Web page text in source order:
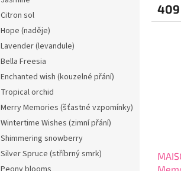
Citron sol
Hope (naděje)
Lavender (levandule)
Bella Freesia
Enchanted wish (kouzelné přání)
Tropical orchid
Merry Memories (šťastné vzpomínky)
Wintertime Wishes (zimní přání)
Shimmering snowberry
Silver Spruce (stříbrný smrk)
409